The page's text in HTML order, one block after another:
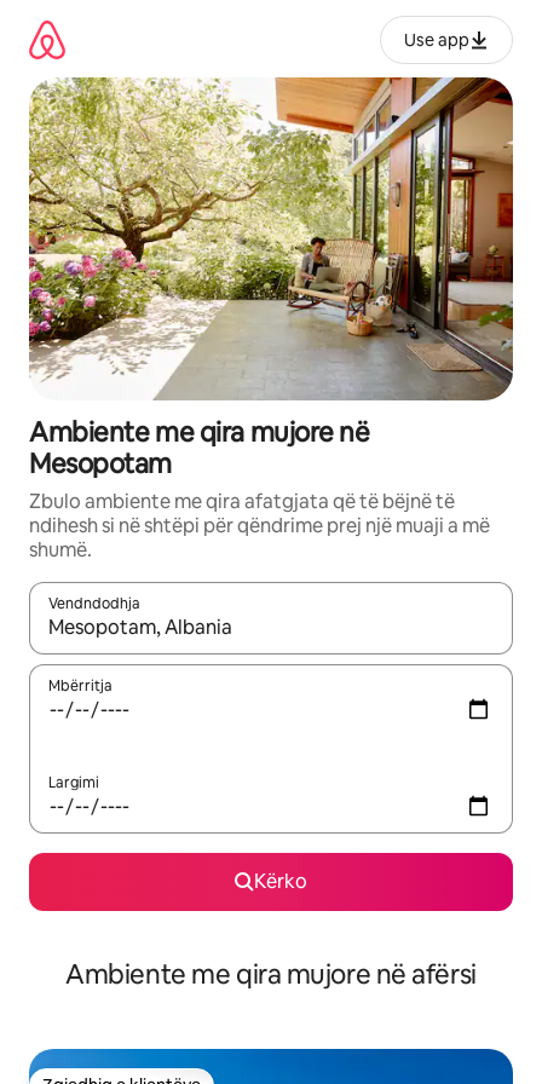
përmbajtja
Use app
Ambiente me qira mujore në
Mesopotam
Zbulo ambiente me qira afatgjata që të bëjnë të
ndihesh si në shtëpi për qëndrime prej një muaji a më
shumë.
Vendndodhja
Kur rezultatet të jenë të disponueshme, lëviz me butonat e
Mbërritja
Largimi
Kërko
Ambiente me qira mujore në afërsi